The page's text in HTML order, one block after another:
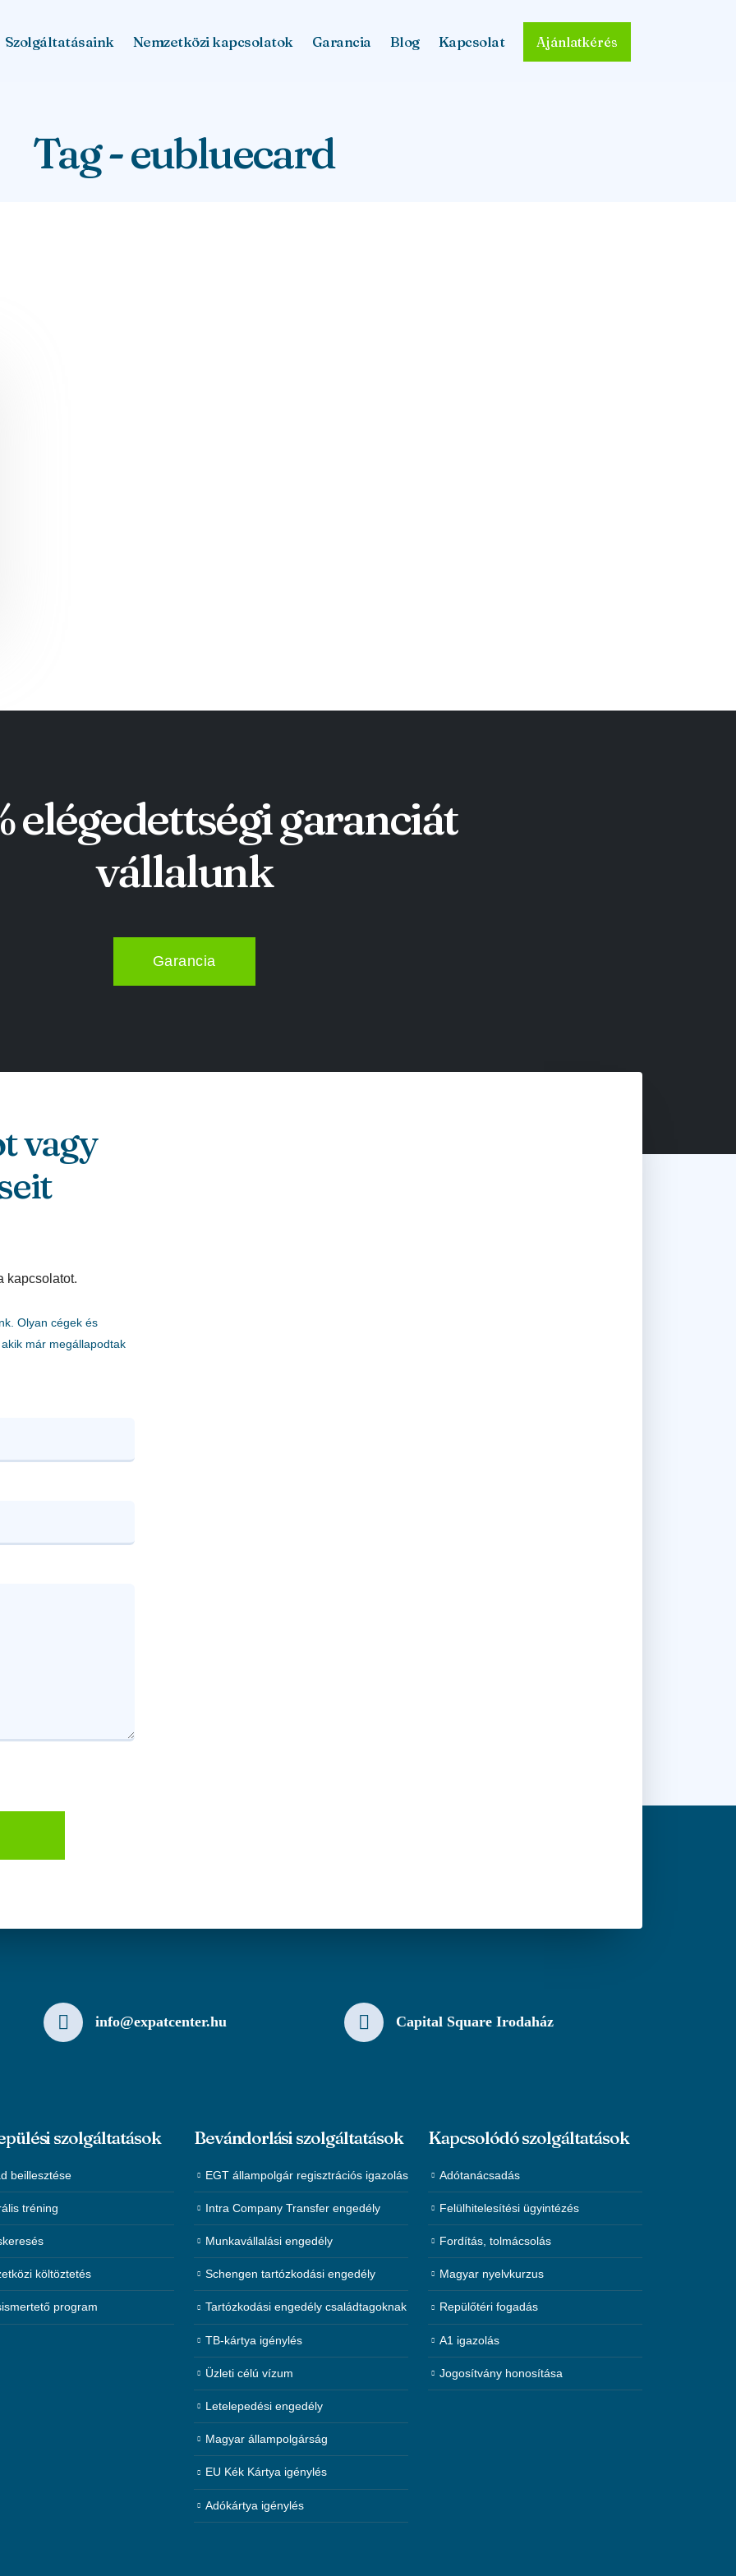
Szolgáltatásaink Nemzetközi kapcsolatok Garancia Blog Kapcsolat Ajánlatkérés
Tag - eubluecard
elégedettségi garanciát
vállalunk
Garancia
vagy
kapcsolatot.
Olyan cégek és
már megállapodtak
info@expatcenter.hu Capital Square Irodaház
szolgáltatások
beillesztése
tréning
költöztetés
program
Bevándorlási szolgáltatások
EGT állampolgár regisztrációs igazolás
Intra Company Transfer engedély
Munkavállalási engedély
Schengen tartózkodási engedély
Tartózkodási engedély családtagoknak
TB-kártya igénylés
Üzleti célú vízum
Letelepedési engedély
Magyar állampolgárság
EU Kék Kártya igénylés
Adókártya igénylés
Kapcsolódó szolgáltatások
Adótanácsadás
Felülhitelesítési ügyintézés
Fordítás, tolmácsolás
Magyar nyelvkurzus
Repülőtéri fogadás
A1 igazolás
Jogosítvány honosítása